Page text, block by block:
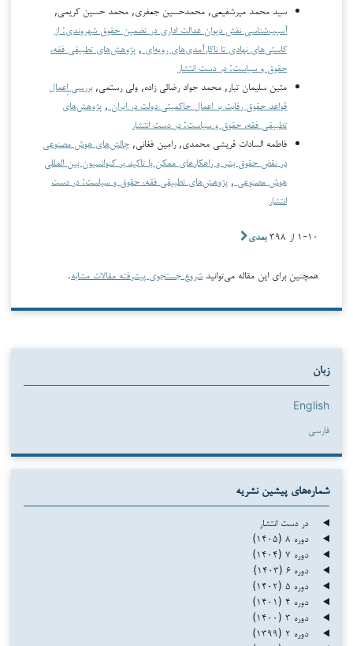
سید محمد میرشفیعی, محمدحسین جعفری, محمد حسین کریمی,
آسیب‌شناسی نقش دیوان عدالت اداری در تضمین حقوق شهروندی: از
کاستی‌های نهادی تا ناکارآمدی‌های رویه‌ای , پژوهش‌های تطبیقی فقه،
حقوق و سیاست: در دست انتشار
متین سلیمان تبار, محمد جواد رضائی زاده, ولی رستمی,بررسی اِعمال
قواعد حقوق رقابت بر اعمال حاکمیتی دولت در ایران , پژوهش‌های
تطبیقی فقه، حقوق و سیاست: در دست انتشار
فاطمه السادات قریشی محمدی, رامین فغانی, چالش‌های هوش مصنوعی
در نقض حقوق بشر و راهکارهای ممکن با تاکید بر کنوانسیون بین المللی
هوش مصنوعی , پژوهش‌های تطبیقی فقه، حقوق و سیاست: در دست
انتشار
۱-۱۰ از ۳۹۸ بعدی
همچنین برای این مقاله می‌توانید شروع جستجوی پیشرفته مقالات مشابه.
زبان
English
فارسی
شماره‌های پیشین نشریه
در دست انتشار
دوره ۸ (۱۴۰۵)
دوره ۷ (۱۴۰۴)
دوره ۶ (۱۴۰۳)
دوره ۵ (۱۴۰۲)
دوره ۴ (۱۴۰۱)
دوره ۳ (۱۴۰۰)
دوره ۲ (۱۳۹۹)